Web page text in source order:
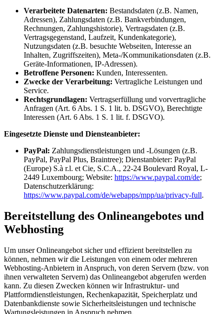
Verarbeitete Datenarten: Bestandsdaten (z.B. Namen,
Adressen), Zahlungsdaten (z.B. Bankverbindungen,
Rechnungen, Zahlungshistorie), Vertragsdaten (z.B.
Vertragsgegenstand, Laufzeit, Kundenkategorie),
Nutzungsdaten (z.B. besuchte Webseiten, Interesse an
Inhalten, Zugriffszeiten), Meta-/Kommunikationsdaten (z.B.
Geräte-Informationen, IP-Adressen).
Betroffene Personen: Kunden, Interessenten.
Zwecke der Verarbeitung: Vertragliche Leistungen und
Service.
Rechtsgrundlagen: Vertragserfüllung und vorvertragliche
Anfragen (Art. 6 Abs. 1 S. 1 lit. b. DSGVO), Berechtigte
Interessen (Art. 6 Abs. 1 S. 1 lit. f. DSGVO).
Eingesetzte Dienste und Diensteanbieter:
PayPal: Zahlungsdienstleistungen und -Lösungen (z.B.
PayPal, PayPal Plus, Braintree); Dienstanbieter: PayPal
(Europe) S.à r.l. et Cie, S.C.A., 22-24 Boulevard Royal, L-
2449 Luxembourg; Website: https://www.paypal.com/de;
Datenschutzerklärung:
https://www.paypal.com/de/webapps/mpp/ua/privacy-full.
Bereitstellung des Onlineangebotes und
Webhosting
Um unser Onlineangebot sicher und effizient bereitstellen zu
können, nehmen wir die Leistungen von einem oder mehreren
Webhosting-Anbietern in Anspruch, von deren Servern (bzw. von
ihnen verwalteten Servern) das Onlineangebot abgerufen werden
kann. Zu diesen Zwecken können wir Infrastruktur- und
Plattformdienstleistungen, Rechenkapazität, Speicherplatz und
Datenbankdienste sowie Sicherheitsleistungen und technische
Wartungsleistungen in Anspruch nehmen.